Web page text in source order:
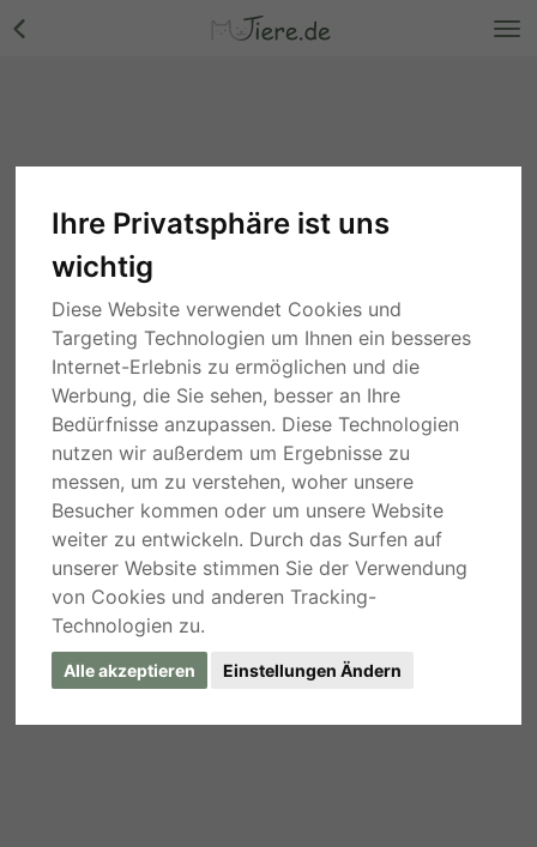
Ihre Privatsphäre ist uns
wichtig
Diese Website verwendet Cookies und
Targeting Technologien um Ihnen ein besseres
Internet-Erlebnis zu ermöglichen und die
Werbung, die Sie sehen, besser an Ihre
Bedürfnisse anzupassen. Diese Technologien
nutzen wir außerdem um Ergebnisse zu
messen, um zu verstehen, woher unsere
Besucher kommen oder um unsere Website
weiter zu entwickeln. Durch das Surfen auf
unserer Website stimmen Sie der Verwendung
von Cookies und anderen Tracking-
Technologien zu.
Alle akzeptieren Einstellungen Ändern